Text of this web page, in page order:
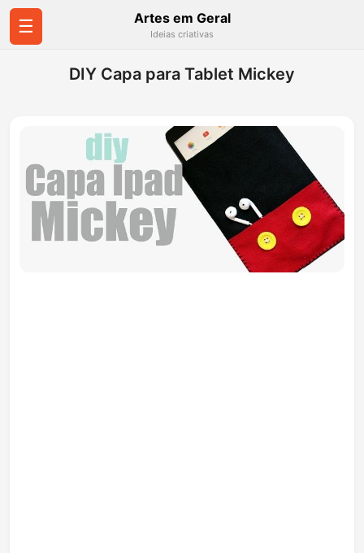
☰ Artes em Geral
Ideias criativas
DIY Capa para Tablet Mickey